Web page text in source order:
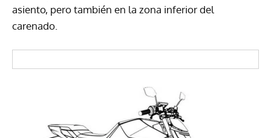
asiento, pero también en la zona inferior del
carenado.